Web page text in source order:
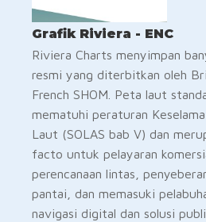
Grafik Riviera - ENC
Riviera Charts menyimpan
resmi yang diterbitkan oleh
French SHOM. Peta laut
mematuhi peraturan
Laut (SOLAS bab V) dan
facto untuk pelayaran
perencanaan lintas,
pantai, dan memasuki
navigasi digital dan solusi